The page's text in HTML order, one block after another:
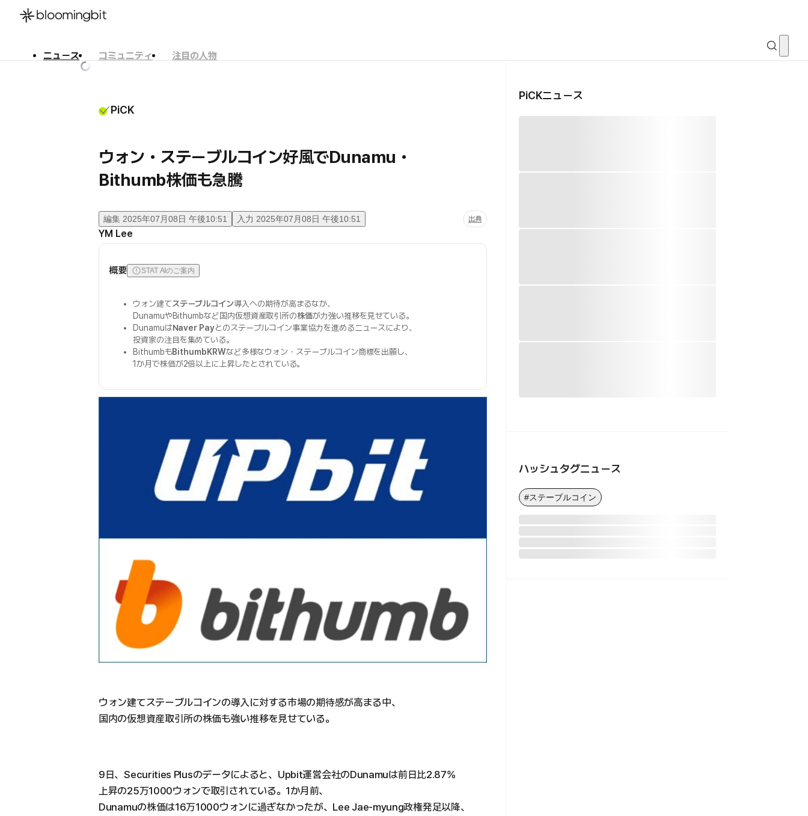
ニュース コミュニティ
注目の人物
PiCK
ウォン・ステーブルコイン好風でDunamu・
Bithumb株価も急騰
編集 2025年07月08日 午後10:51 入力 2025年07月08日 午後10:51 出典
YM Lee
概要 STAT AIのご案内
ウォン建てステーブルコイン導入への期待が高まるなか、
DunamuやBithumbなど国内仮想資産取引所の株価が力強い推移を見せている。
DunamuはNaver Payとのステーブルコイン事業協力を進めるニュースにより、
投資家の注目を集めている。
BithumbもBithumbKRWなど多様なウォン・ステーブルコイン商標を出願し、
1か月で株価が2倍以上に上昇したとされている。
ウォン建てステーブルコインの導入に対する市場の期待感が高まる中、
国内の仮想資産取引所の株価も強い推移を見せている。
9日、Securities Plusのデータによると、Upbit運営会社のDunamuは前日比2.87%
上昇の25万1000ウォンで取引されている。1か月前、
Dunamuの株価は16万1000ウォンに過ぎなかったが、Lee Jae-myung政権発足以降、
PiCKニュース
ハッシュタグニュース
#ステーブルコイン